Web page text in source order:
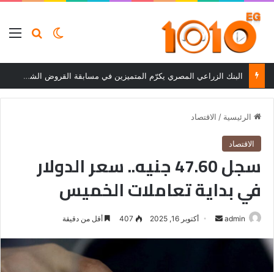
بحثالوضع
البنك الزراعي المصري يكرّم المتميزين في مسابقة القروض الشخصية بعد نتائج قوية بالربع الأول من 2026
الرئيسية / الاقتصاد
الاقتصاد
سجل 47.60 جنيه.. سعر الدولار
في بداية تعاملات الخميس
admin
أرسل أكتوبر 16, 2025 407 أقل من دقيقة